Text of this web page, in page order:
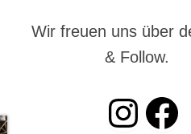
Wir freuen uns über
& Follow.
INSTAGRAM Facebook